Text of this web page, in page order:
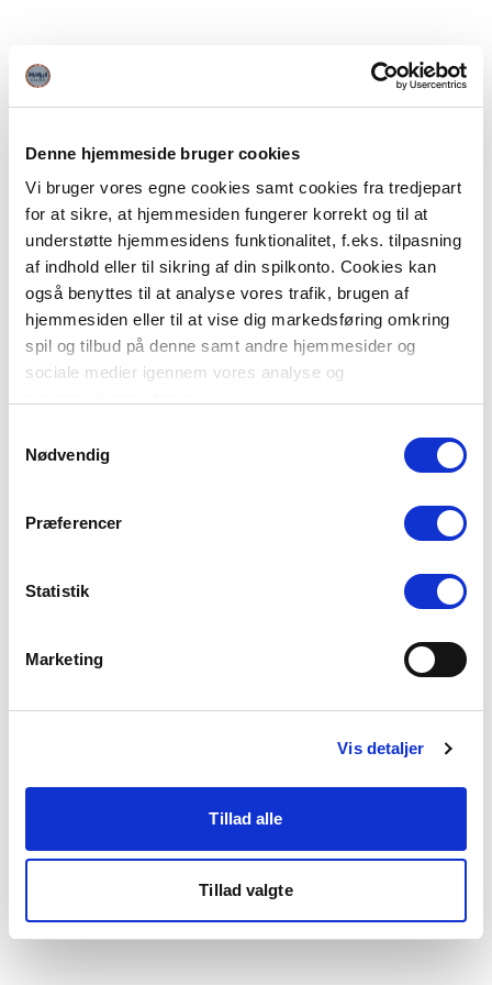
Denne hjemmeside bruger cookies
Vi bruger vores egne cookies samt cookies fra tredjepart
for at sikre, at hjemmesiden fungerer korrekt og til at
understøtte hjemmesidens funktionalitet, f.eks. tilpasning
af indhold eller til sikring af din spilkonto. Cookies kan
også benyttes til at analyse vores trafik, brugen af
hjemmesiden eller til at vise dig markedsføring omkring
spil og tilbud på denne samt andre hjemmesider og
sociale medier igennem vores analyse og
Du kan læse mere om vores brug af cookies under
"Detaljer" eller ved at klikke videre til vores Cookiepolitik,
Nødvendig
Præferencer
Statistik
Marketing
Vis detaljer
Tillad alle
Tillad valgte